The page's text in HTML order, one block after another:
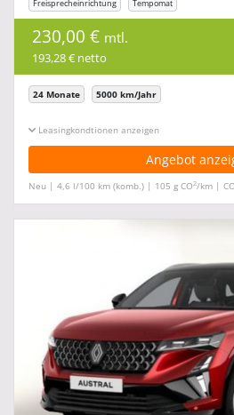
Freisprecheinrichtung
Tempomat
230,00 € mtl.
193,28 € netto
24 Monate 5000 km/Jahr
Leasingkonditionen ein-/ausblenden
Angebot
Neu | 4,6 l/100 km (komb.) | 105 g CO2/km | CO